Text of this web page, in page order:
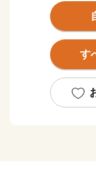
また、日本最大
世紀以上にわた
る国立天文台が
知られています。
ふるさと納税を
魅力を知ってい
す